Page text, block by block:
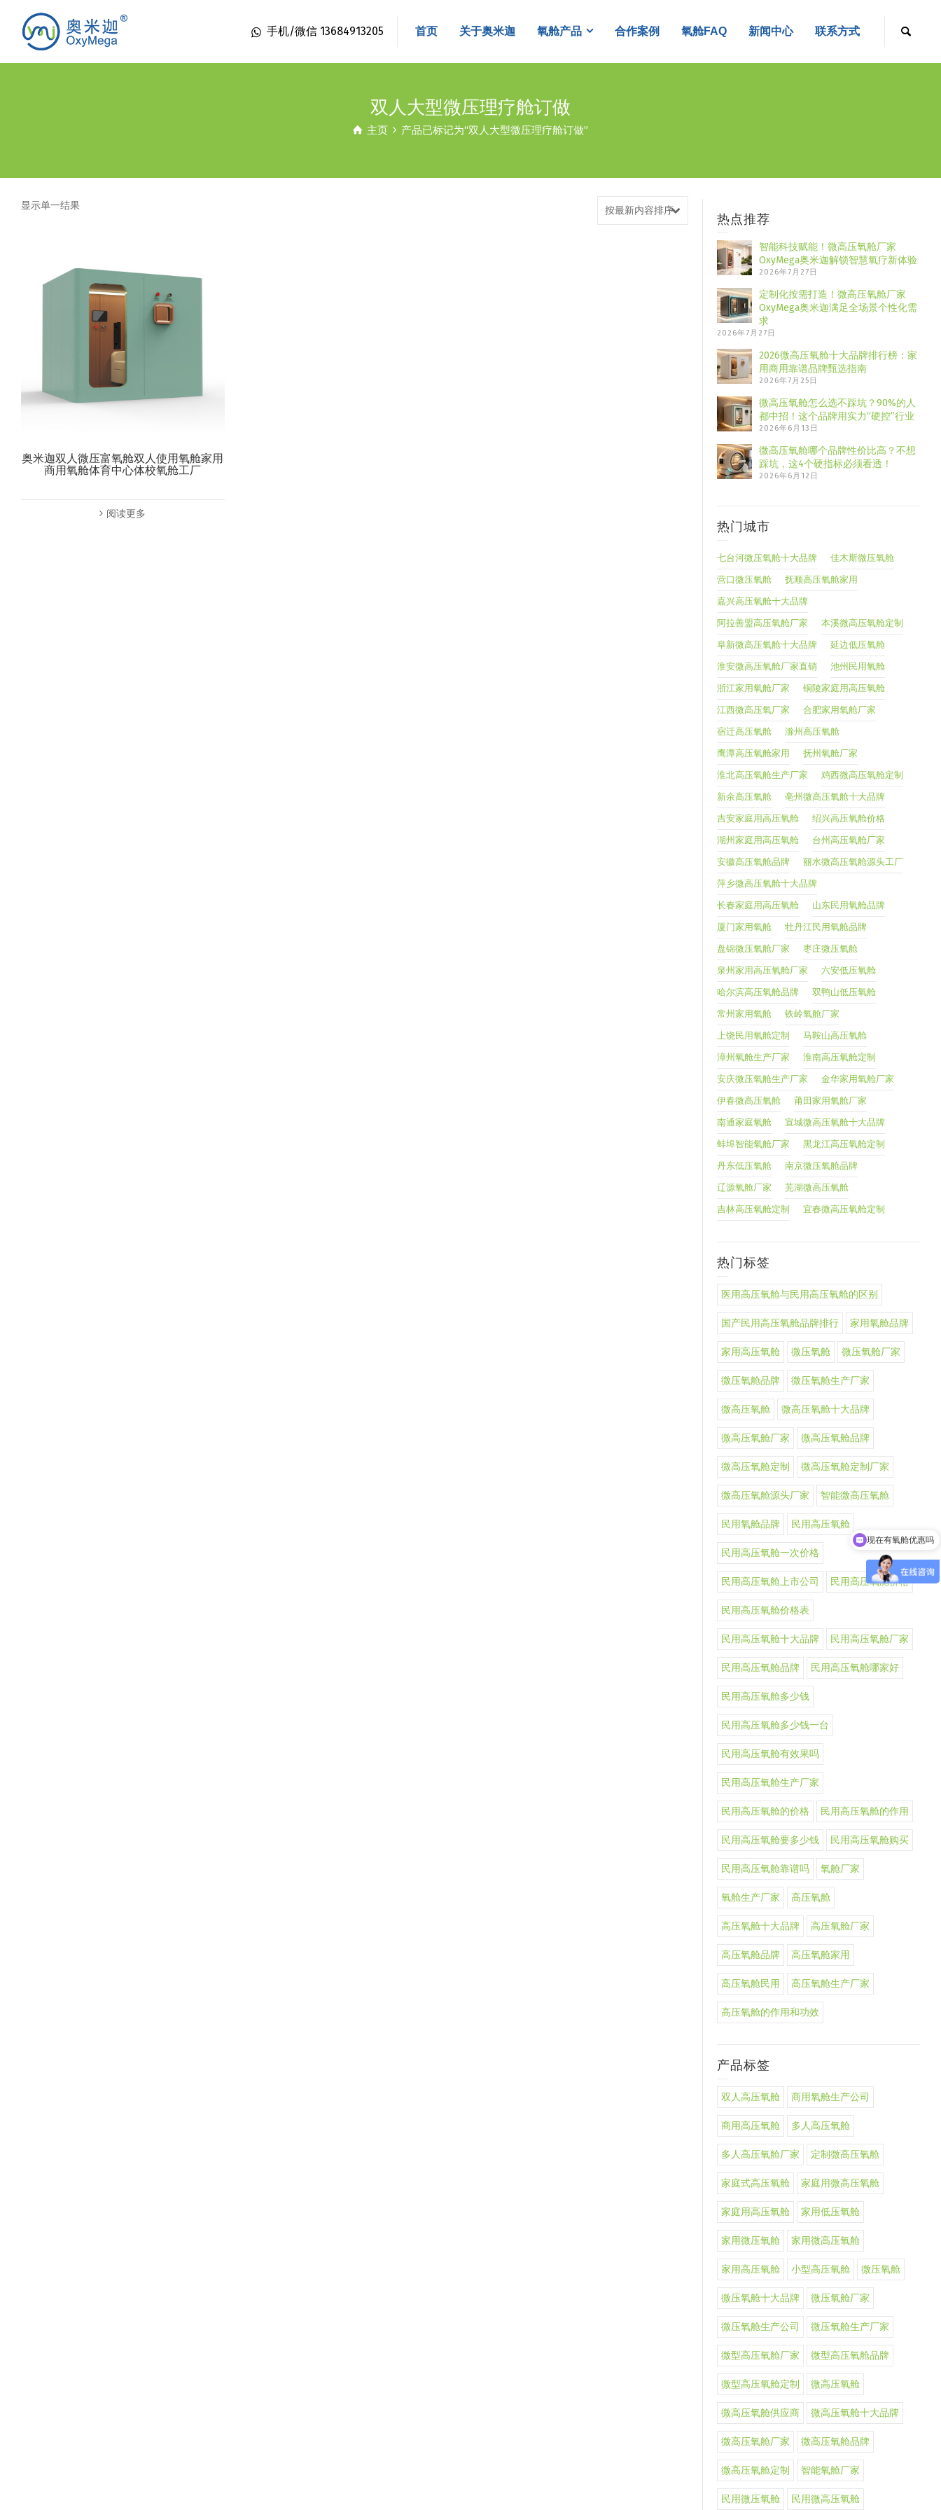
手机/微信 13684913205 首页 关于奥米迦 氧舱产品 合作案例 氧舱FAQ 新闻中心 联系方式
双人大型微压理疗舱订做
主页 产品已标记为“双人大型微压理疗舱订做”
显示单一结果 按最新内容排序
奥米迦双人微压富氧舱双人使用氧舱家用
商用氧舱体育中心体校氧舱工厂
阅读更多
热点推荐
智能科技赋能！微高压氧舱厂家
OxyMega奥米迦解锁智慧氧疗新体验
2026年7月27日
定制化按需打造！微高压氧舱厂家
OxyMega奥米迦满足全场景个性化需
求
2026年7月27日
2026微高压氧舱十大品牌排行榜：家
用商用靠谱品牌甄选指南
2026年7月25日
微高压氧舱怎么选不踩坑？90%的人
都中招！这个品牌用实力“硬控”行业
2026年6月13日
微高压氧舱哪个品牌性价比高？不想
踩坑，这4个硬指标必须看透！
2026年6月12日
热门城市
七台河微压氧舱十大品牌 佳木斯微压氧舱
营口微压氧舱 抚顺高压氧舱家用
嘉兴高压氧舱十大品牌
阿拉善盟高压氧舱厂家 本溪微高压氧舱定制
阜新微高压氧舱十大品牌 延边低压氧舱
淮安微高压氧舱厂家直销 池州民用氧舱
浙江家用氧舱厂家 铜陵家庭用高压氧舱
江西微高压氧厂家 合肥家用氧舱厂家
宿迁高压氧舱 滁州高压氧舱
鹰潭高压氧舱家用 抚州氧舱厂家
淮北高压氧舱生产厂家 鸡西微高压氧舱定制
新余高压氧舱 亳州微高压氧舱十大品牌
吉安家庭用高压氧舱 绍兴高压氧舱价格
湖州家庭用高压氧舱 台州高压氧舱厂家
安徽高压氧舱品牌 丽水微高压氧舱源头工厂
萍乡微高压氧舱十大品牌
长春家庭用高压氧舱 山东民用氧舱品牌
厦门家用氧舱 牡丹江民用氧舱品牌
盘锦微压氧舱厂家 枣庄微压氧舱
泉州家用高压氧舱厂家 六安低压氧舱
哈尔滨高压氧舱品牌 双鸭山低压氧舱
常州家用氧舱 铁岭氧舱厂家
上饶民用氧舱定制 马鞍山高压氧舱
漳州氧舱生产厂家 淮南高压氧舱定制
安庆微压氧舱生产厂家 金华家用氧舱厂家
伊春微高压氧舱 莆田家用氧舱厂家
南通家庭氧舱 宣城微高压氧舱十大品牌
蚌埠智能氧舱厂家 黑龙江高压氧舱定制
丹东低压氧舱 南京微压氧舱品牌
辽源氧舱厂家 芜湖微高压氧舱
吉林高压氧舱定制 宜春微高压氧舱定制
热门标签
医用高压氧舱与民用高压氧舱的区别
国产民用高压氧舱品牌排行 家用氧舱品牌
家用高压氧舱 微压氧舱 微压氧舱厂家
微压氧舱品牌 微压氧舱生产厂家
微高压氧舱 微高压氧舱十大品牌
微高压氧舱厂家 微高压氧舱品牌
微高压氧舱定制 微高压氧舱定制厂家
微高压氧舱源头厂家 智能微高压氧舱
民用氧舱品牌 民用高压氧舱
民用高压氧舱一次价格
民用高压氧舱上市公司 民用高压氧舱价格
民用高压氧舱价格表
民用高压氧舱十大品牌 民用高压氧舱厂家
民用高压氧舱品牌 民用高压氧舱哪家好
民用高压氧舱多少钱
民用高压氧舱多少钱一台
民用高压氧舱有效果吗
民用高压氧舱生产厂家
民用高压氧舱的价格 民用高压氧舱的作用
民用高压氧舱要多少钱 民用高压氧舱购买
民用高压氧舱靠谱吗 氧舱厂家
氧舱生产厂家 高压氧舱
高压氧舱十大品牌 高压氧舱厂家
高压氧舱品牌 高压氧舱家用
高压氧舱民用 高压氧舱生产厂家
高压氧舱的作用和功效
产品标签
双人高压氧舱 商用氧舱生产公司
商用高压氧舱 多人高压氧舱
多人高压氧舱厂家 定制微高压氧舱
家庭式高压氧舱 家庭用微高压氧舱
家庭用高压氧舱 家用低压氧舱
家用微压氧舱 家用微高压氧舱
家用高压氧舱 小型高压氧舱 微压氧舱
微压氧舱十大品牌 微压氧舱厂家
微压氧舱生产公司 微压氧舱生产厂家
微型高压氧舱厂家 微型高压氧舱品牌
微型高压氧舱定制 微高压氧舱
微高压氧舱供应商 微高压氧舱十大品牌
微高压氧舱厂家 微高压氧舱品牌
微高压氧舱定制 智能氧舱厂家
民用微压氧舱 民用微高压氧舱
现在有氧舱优惠吗